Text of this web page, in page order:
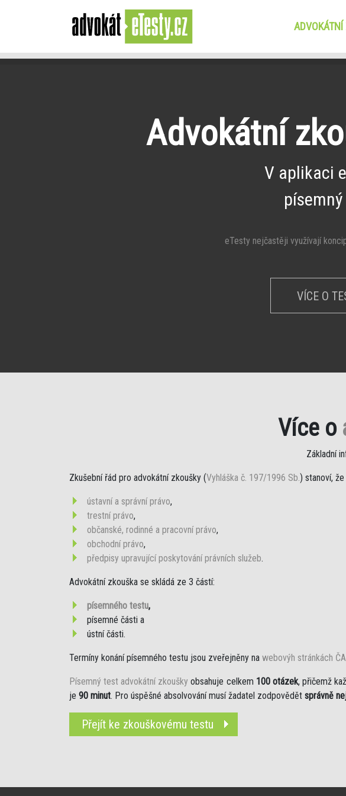
Advokátní
V aplikaci
eTesty nejčastěji využívají
VÍCE O
Více o
Základní
Zkušební řád pro advokátní zkoušky (Vyhláška č. 197/1996 Sb.) stanoví,
ústavní a správní právo,
trestní právo,
občanské, rodinné a pracovní právo,
obchodní právo,
předpisy upravující poskytování právních služeb.
Advokátní zkouška se skládá ze 3 částí:
písemného testu,
písemné části a
ústní části.
Termíny konání písemného testu jsou zveřejněny na webovýh stránkách
Písemný test advokátní zkoušky obsahuje celkem 100 otázek, přičemž
je 90 minut. Pro úspěšné absolvování musí žadatel zodpovědět správně
Přejít ke zkouškovému testu